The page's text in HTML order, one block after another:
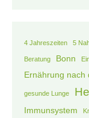
4 Jahreszeiten 5
Beratung Bonn
Ernährung nach
gesunde Lunge
Immunsystem